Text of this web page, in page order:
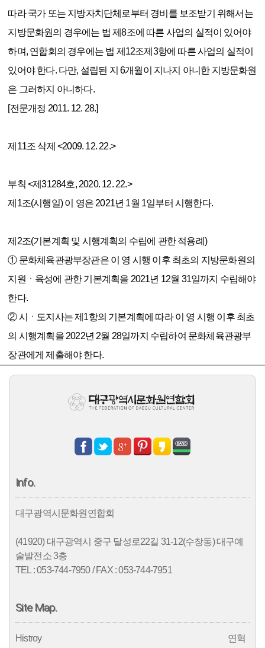
따라 국가 또는 지방자치단체로부터 경비를 보조받기 위해서는
지방문화원의 경우에는 법 제8조에 따른 사업의 실적이 있어야
하며, 연합회의 경우에는 법 제12조제3항에 따른 사업의 실적이
있어야 한다. 다만, 설립된 지 6개월이 지나지 아니한 지방문화원
은 그러하지 아니하다.
[전문개정 2011. 12. 28.]
제11조 삭제 <2009. 12. 22.>
부칙 <제31284호, 2020. 12. 22.>
제1조(시행일) 이 영은 2021년 1월 1일부터 시행한다.
제2조(기본계획 및 시행계획의 수립에 관한 적용례)
① 문화체육관광부장관은 이 영 시행 이후 최초의 지방문화원의
지원ㆍ육성에 관한 기본계획을 2021년 12월 31일까지 수립해야
한다.
② 시ㆍ도지사는 제1항의 기본계획에 따라 이 영 시행 이후 최초
의 시행계획을 2022년 2월 28일까지 수립하여 문화체육관광부
장관에게 제출해야 한다.
Info.
대구광역시문화원연합회
(41920) 대구광역시 중구 달성로22길 31-12(수창동) 대구예
술발전소 3층
TEL : 053-744-7950 / FAX : 053-744-7951
Site Map.
Histroy
연혁